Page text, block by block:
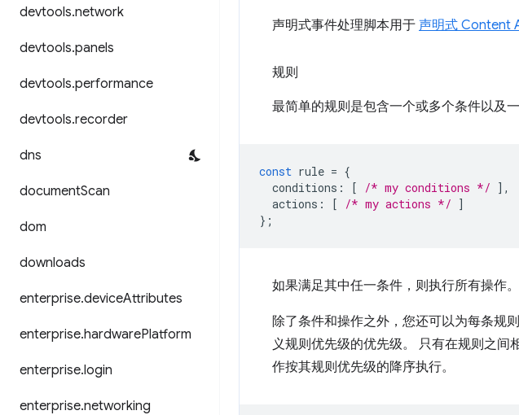
devtools.network
devtools.panels
devtools.performance
devtools.recorder
dns
documentScan
dom
downloads
enterprise.deviceAttributes
enterprise.hardwarePlatform
enterprise.login
enterprise.networking
声明式事件处理脚本用于 声明式 Content
规则
最简单的规则是包含一个或多个条件以及
const rule = {
conditions : [ /* my conditions */ ],
actions : [ /* my actions */ ]
};
如果满足其中任一条件，则执行所有操作。
除了条件和操作之外，您还可以为每条规
义规则优先级的优先级。 只有在规则之
作按其规则优先级的降序执行。